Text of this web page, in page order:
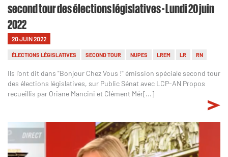
second tour des élections législatives - Lundi 20 juin
2022
20 JUIN 2022
ÉLECTIONS LÉGISLATIVES SECOND TOUR NUPES LREM LR RN
Ils l'ont dit dans "Bonjour Chez Vous !" émission spéciale second tour
des élections législatives, sur Public Sénat avec LCP-AN Propos
recueillis par Oriane Mancini et Clément Mér[...]